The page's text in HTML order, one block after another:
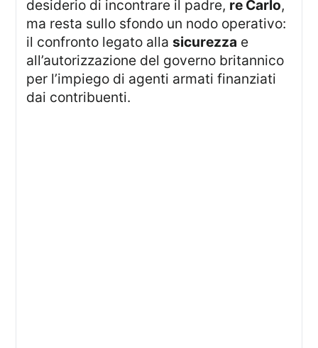
desiderio di incontrare il padre, re Carlo,
ma resta sullo sfondo un nodo operativo:
il confronto legato allasicurezza e
all’autorizzazione del governo britannico
per l’impiego di agenti armati finanziati
dai contribuenti.